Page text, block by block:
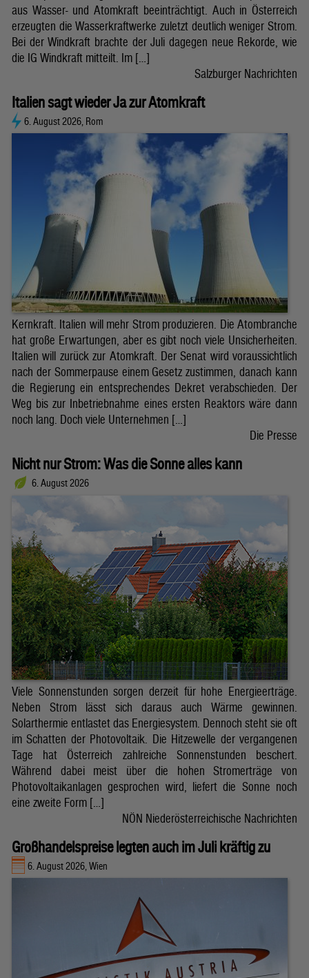
aus Wasser- und Atomkraft beeinträchtigt. Auch in Österreich
erzeugten die Wasserkraftwerke zuletzt deutlich weniger Strom.
Bei der Windkraft brachte der Juli dagegen neue Rekorde, wie
die IG Windkraft mitteilt. Im […]
Salzburger Nachrichten
Italien sagt wieder Ja zur Atomkraft
6. August 2026, Rom
Kernkraft. Italien will mehr Strom produzieren. Die Atombranche
hat große Erwartungen, aber es gibt noch viele Unsicherheiten.
Italien will zurück zur Atomkraft. Der Senat wird voraussichtlich
nach der Sommerpause einem Gesetz zustimmen, danach kann
die Regierung ein entsprechendes Dekret verabschieden. Der
Weg bis zur Inbetriebnahme eines ersten Reaktors wäre dann
noch lang. Doch viele Unternehmen […]
Die Presse
Nicht nur Strom: Was die Sonne alles kann
6. August 2026
Viele Sonnenstunden sorgen derzeit für hohe Energieerträge.
Neben Strom lässt sich daraus auch Wärme gewinnen.
Solarthermie entlastet das Energiesystem. Dennoch steht sie oft
im Schatten der Photovoltaik. Die Hitzewelle der vergangenen
Tage hat Österreich zahlreiche Sonnenstunden beschert.
Während dabei meist über die hohen Stromerträge von
Photovoltaikanlagen gesprochen wird, liefert die Sonne noch
eine zweite Form […]
NÖN Niederösterreichische Nachrichten
Großhandelspreise legten auch im Juli kräftig zu
6. August 2026, Wien